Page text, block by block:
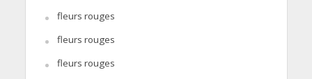
fleurs rouges
fleurs rouges
fleurs rouges